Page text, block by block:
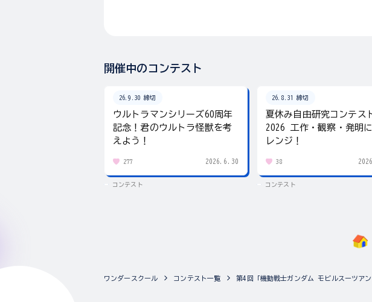
開催中のコンテスト
26.9.30 締切
ウルトラマンシリーズ60周年
記念！君のウルトラ怪獣を考
えよう！
277 2026.6.30
コンテスト
26.8.31 締切
夏休み自由研究コンテス
2026 工作・観察・発明
レンジ！
38
コンテスト
ワンダースクール コンテスト一覧 第4回「機動戦士ガンダム モビルスーツア